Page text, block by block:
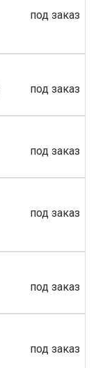
под заказ
под заказ
под заказ
под заказ
под заказ
под заказ